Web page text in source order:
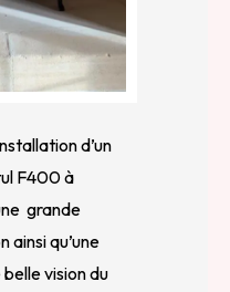
d’un
F400 à
grande
ainsi qu’une
vision du